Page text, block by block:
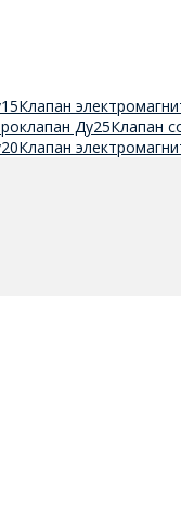
Клапан
Ду25Клапан
Клапан